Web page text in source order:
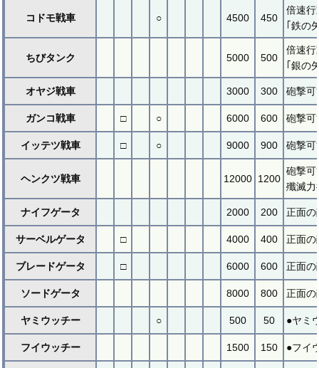
コドモ戦車 ○ 4500 450
倍速行
｢鉄の
ちびタンク 5000 500
倍速行
｢銀の
オヤジ戦車 3000 300 砲撃可
ガンコ戦車 □ ○ 6000 600 砲撃可
イッテツ戦車 □ ○ 9000 900 砲撃可
ヘンクツ戦車 12000 1200
砲撃可
殲滅力
ナイフゲータ 2000 200 正面の
サーベルゲータ □ 4000 400 正面の
ブレードゲータ □ 6000 600 正面の
ソードゲータ 8000 800 正面の
ヤミウッチー ○ 500 50 ●ヤミ
フイウッチー 1500 150 ●フイ